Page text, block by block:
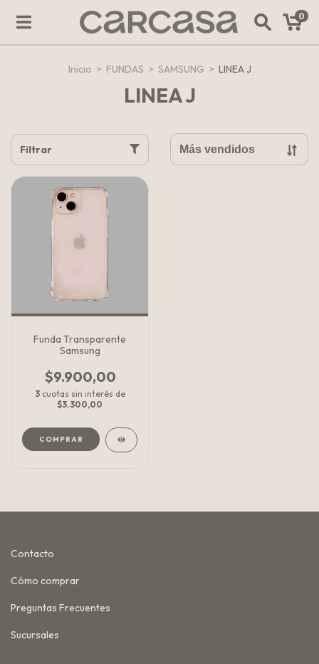
0
Inicio > FUNDAS > SAMSUNG > LINEA J
LINEA J
Filtrar
Funda Transparente
Samsung
$9.900,00
3 cuotas sin interés de
$3.300,00
COMPRAR
Contacto
Cómo comprar
Preguntas Frecuentes
Sucursales